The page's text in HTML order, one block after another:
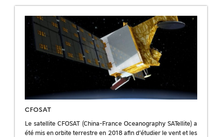
CFOSAT
Le satellite CFOSAT (China-France Oceanography SATellite) a
été mis en orbite terrestre en 2018 afin d’étudier le vent et les